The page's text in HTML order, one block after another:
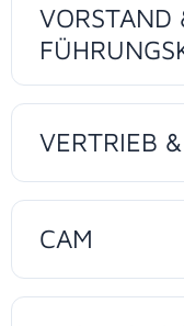
VORSTAND
VERTRIEB
CAM